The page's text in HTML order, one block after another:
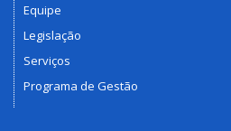
Equipe
Legislação
Serviços
Programa de Gestão